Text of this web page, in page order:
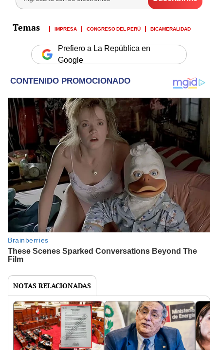
IMPRESA CONGRESO DEL PERÚ BICAMERALIDAD
Prefiero a La República en
Google
NOTAS RELACIONADAS